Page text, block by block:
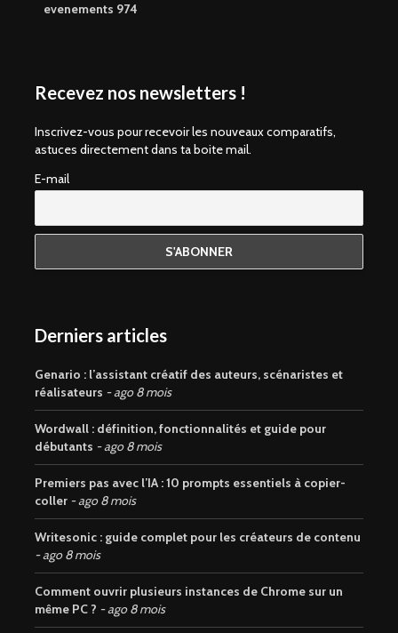
evenements 974
Recevez nos newsletters !
Inscrivez-vous pour recevoir les nouveaux comparatifs,
astuces directement dans ta boite mail.
E-mail
Derniers articles
Genario : l’assistant créatif des auteurs, scénaristes et
réalisateurs
ago 8 mois
Wordwall : définition, fonctionnalités et guide pour
débutants
ago 8 mois
Premiers pas avec l’IA : 10 prompts essentiels à copier-
coller
ago 8 mois
Writesonic : guide complet pour les créateurs de contenu
ago 8 mois
Comment ouvrir plusieurs instances de Chrome sur un
même PC ?
ago 8 mois